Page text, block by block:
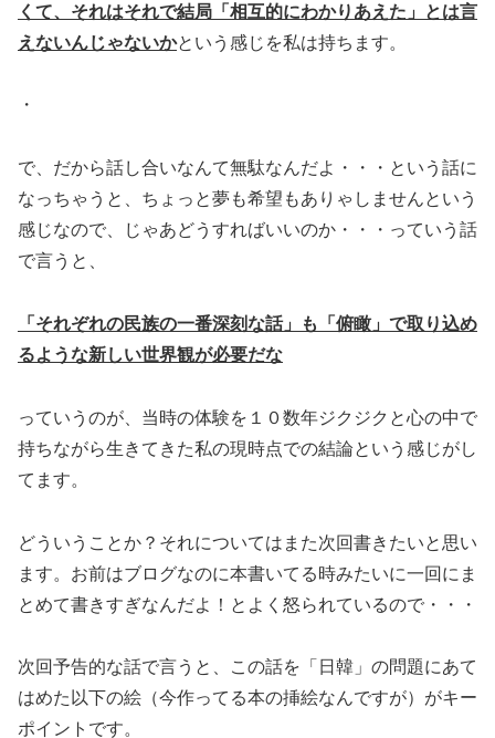
くて、それはそれで結局「相互的にわかりあえた」とは言
えないんじゃないかという感じを私は持ちます。
・
で、だから話し合いなんて無駄なんだよ・・・という話に
なっちゃうと、ちょっと夢も希望もありゃしませんという
感じなので、じゃあどうすればいいのか・・・っていう話
で言うと、
「それぞれの民族の一番深刻な話」も「俯瞰」で取り込め
るような新しい世界観が必要だな
っていうのが、当時の体験を１０数年ジクジクと心の中で
持ちながら生きてきた私の現時点での結論という感じがし
てます。
どういうことか？それについてはまた次回書きたいと思い
ます。お前はブログなのに本書いてる時みたいに一回にま
とめて書きすぎなんだよ！とよく怒られているので・・・
次回予告的な話で言うと、この話を「日韓」の問題にあて
はめた以下の絵（今作ってる本の挿絵なんですが）がキー
ポイントです。